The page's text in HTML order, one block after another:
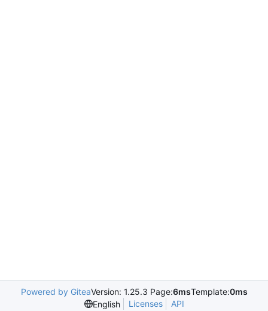
Powered by GiteaVersion: 1.25.3 Page:6msTemplate:0ms
English
Licenses API